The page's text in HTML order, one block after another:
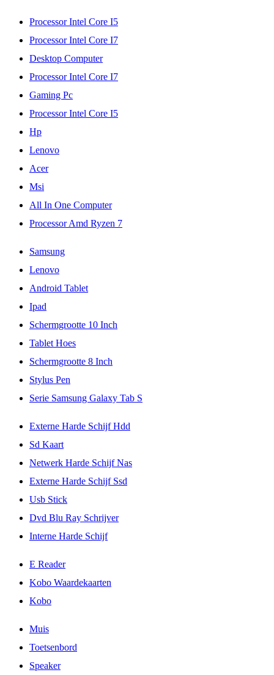
Processor Intel Core I5
Processor Intel Core I7
Desktop Computer
Processor Intel Core I7
Gaming Pc
Processor Intel Core I5
Hp
Lenovo
Acer
Msi
All In One Computer
Processor Amd Ryzen 7
Samsung
Lenovo
Android Tablet
Ipad
Schermgrootte 10 Inch
Tablet Hoes
Schermgrootte 8 Inch
Stylus Pen
Serie Samsung Galaxy Tab S
Externe Harde Schijf Hdd
Sd Kaart
Netwerk Harde Schijf Nas
Externe Harde Schijf Ssd
Usb Stick
Dvd Blu Ray Schrijver
Interne Harde Schijf
E Reader
Kobo Waardekaarten
Kobo
Muis
Toetsenbord
Speaker